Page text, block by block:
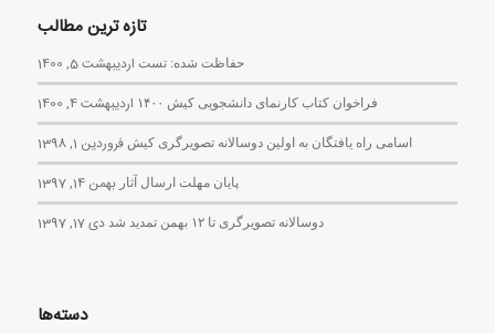
تازه ترین مطالب
حفاظت شده: تست اردیبهشت 5, 1400
فراخوان کتاب کارنمای دانشجویی کیش ۱۴۰۰ اردیبهشت 4, 1400
اسامی راه یافتگان به اولین دوسالانه تصویرگری کیش فروردین 1, 1398
پایان مهلت ارسال آثار بهمن 14, 1397
دوسالانه تصویرگری تا ۱۲ بهمن تمدید شد دی 17, 1397
دسته‌ها